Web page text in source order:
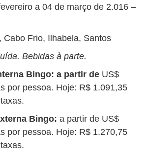
a 04 de março de 2.016 –
Cabo Frio, Ilhabela, Santos
Bebidas à parte.
Bingo: a partir de US$
por pessoa. Hoje: R$ 1.091,35
Bingo: a partir de US$
por pessoa. Hoje: R$ 1.270,75